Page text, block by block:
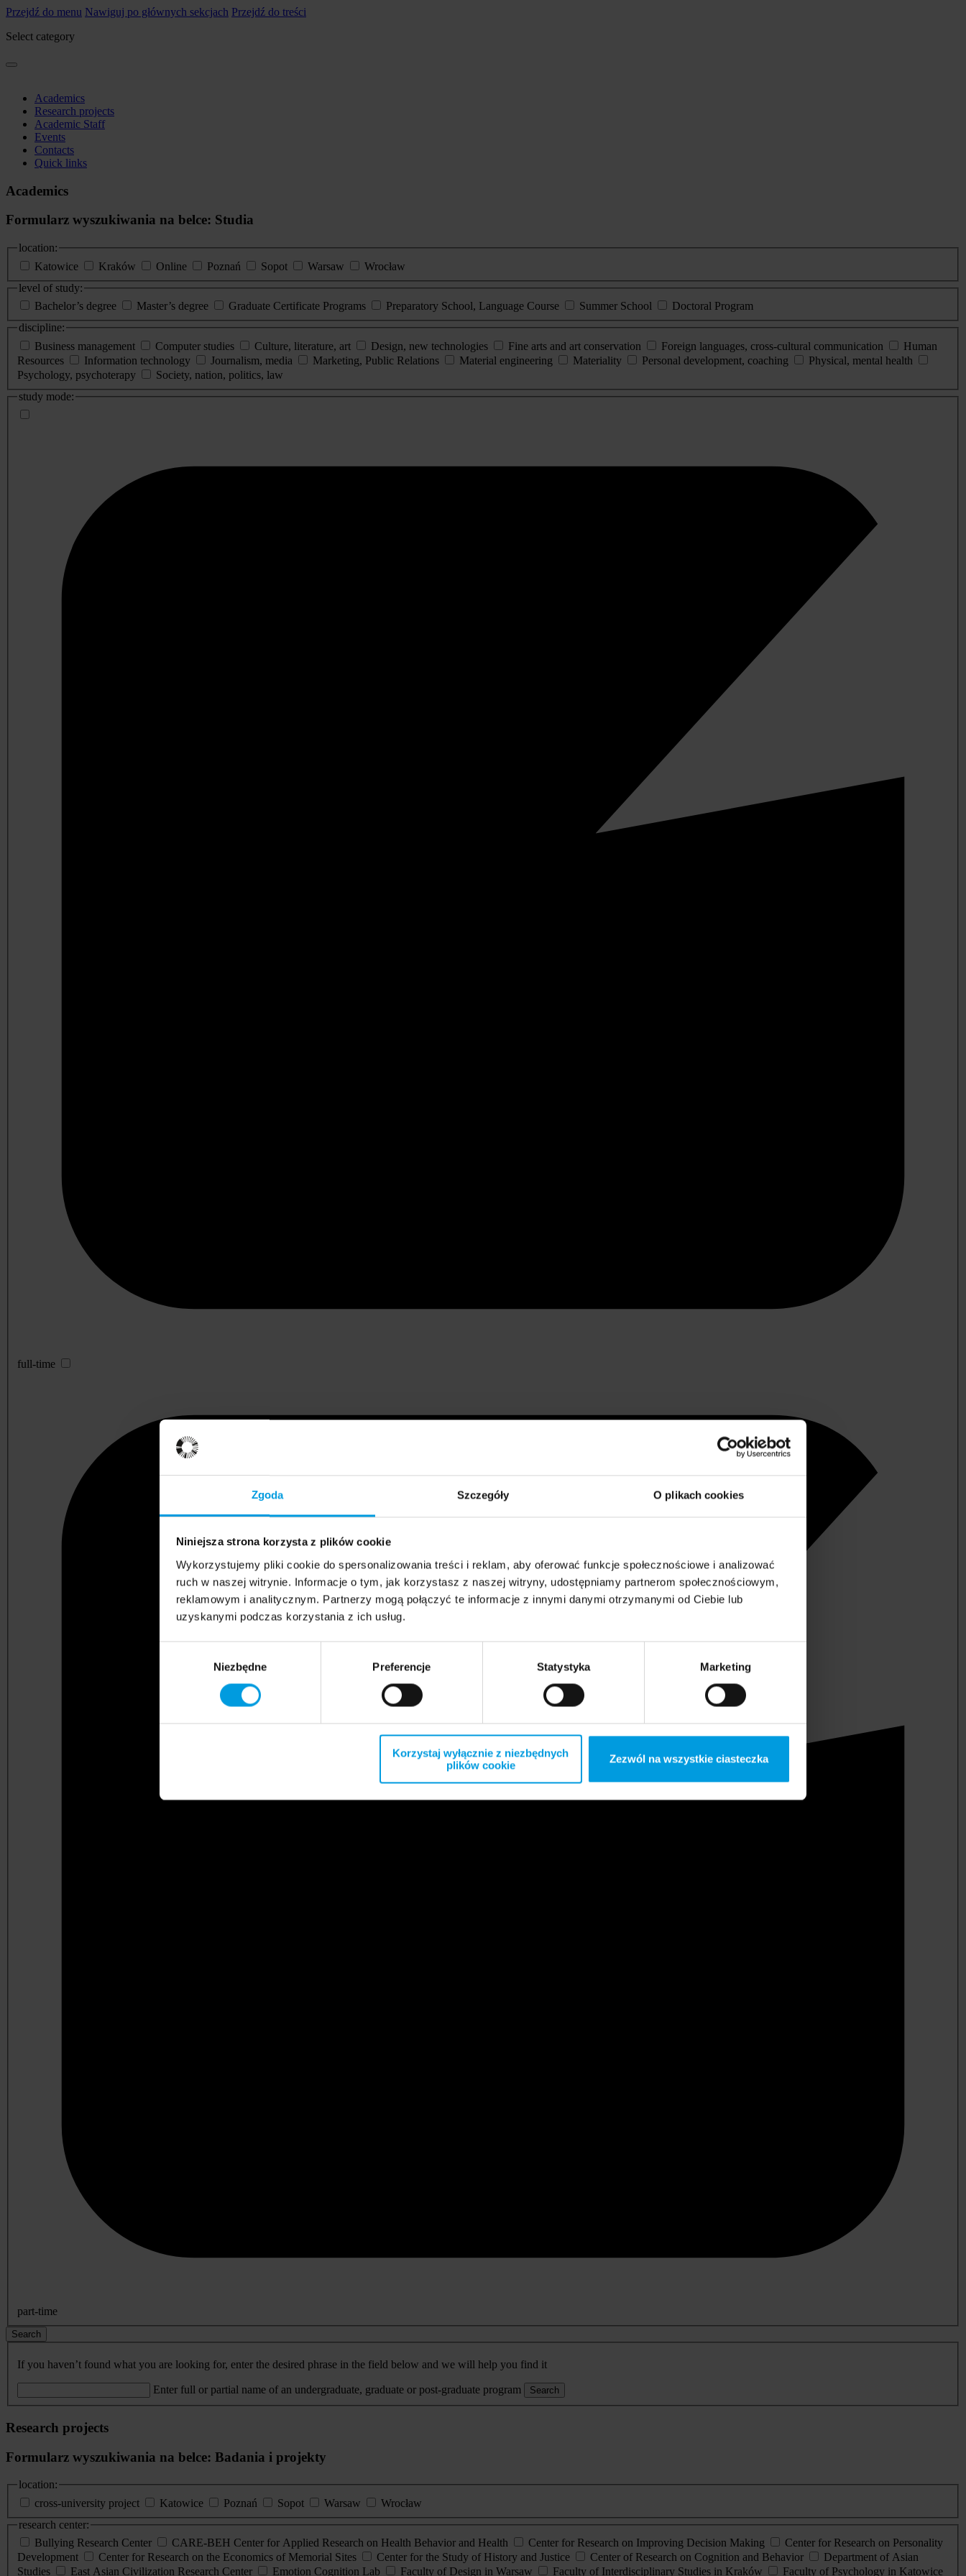
Zgoda Szczegóły O plikach cookies
Niniejsza strona korzysta z plików cookie
Wykorzystujemy pliki cookie do spersonalizowania treści i reklam, aby oferować funkcje społecznościowe i analizować
ruch w naszej witrynie. Informacje o tym, jak korzystasz z naszej witryny, udostępniamy partnerom społecznościowym,
reklamowym i analitycznym. Partnerzy mogą połączyć te informacje z innymi danymi otrzymanymi od Ciebie lub
uzyskanymi podczas korzystania z ich usług.
Niezbędne Preferencje Statystyka Marketing
Korzystaj wyłącznie z niezbędnych
plików cookie
Zezwól na wszystkie ciasteczka
Przejdź do menu Nawiguj po głównych sekcjach Przejdź do treści
Select category
Academics
Research projects
Academic Staff
Events
Contacts
Quick links
Academics
Formularz wyszukiwania na belce: Studia
location:
Katowice
Kraków Online Poznań Sopot Warsaw
Wrocław
level of study:
Bachelor’s degree
Master’s degree Graduate Certificate Programs Preparatory School, Language Course Summer School
Doctoral Program
discipline:
Business management
Computer studies Culture, literature, art Design, new technologies Fine arts and art conservation Foreign languages, cross-cultural communication
Human
Resources
Information technology Journalism, media Marketing, Public Relations Material engineering Materiality Personal development, coaching
Physical, mental health
Psychology, psychoterapy
Society, nation, politics, law
study mode:
full-time
part-time
Search
If you haven’t found what you are looking for, enter the desired phrase in the field below and we will help you find it
Enter full or partial name of an undergraduate, graduate or post-graduate program Search
Research projects
Formularz wyszukiwania na belce: Badania i projekty
location:
cross-university project
Katowice Poznań Sopot Warsaw
Wrocław
research center:
Bullying Research Center
CARE-BEH Center for Applied Research on Health Behavior and Health Center for Research on Improving Decision Making
Center for Research on Personality
Development
Center for Research on the Economics of Memorial Sites Center for the Study of History and Justice Center of Research on Cognition and Behavior
Department of Asian
Studies
East Asian Civilization Research Center Emotion Cognition Lab Faculty of Design in Warsaw Faculty of Interdisciplinary Studies in Kraków Faculty of Psychology in Katowice